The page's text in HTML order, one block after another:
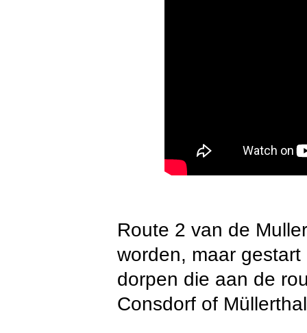
Route 2 van de
worden, maar
dorpen die aan de
Consdorf of